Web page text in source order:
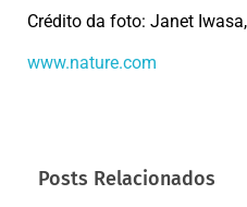
Crédito da foto: Janet
www.nature.com
Posts Relacionados